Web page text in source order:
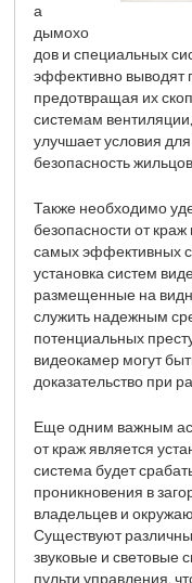
а
дымохо
дов и специальных
эффективно выводят
предотвращая их
системам
улучшает условия
безопасность
Также необходимо
безопасности от
самых эффективных
установка систем
размещенные на
служить надежным
потенциальных
видеокамер могут
доказательство при
Еще одним важным
от краж является
система будет
проникновения в
владельцев и
Существуют
звуковые и световые
пульти управления,